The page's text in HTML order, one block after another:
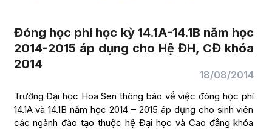
Đóng học phí học kỳ 14.1A-14.1B năm học
2014-2015 áp dụng cho Hệ ĐH, CĐ khóa
2014
18/08/2014
Trường Đại học Hoa Sen thông báo về việc đóng học phí
14.1A và 14.1B năm học 2014 – 2015 áp dụng cho sinh viên
các ngành đào tạo thuộc hệ Đại học và Cao đẳng khóa